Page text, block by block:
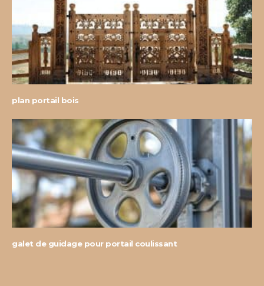
plan portail bois
galet de guidage pour portail coulissant